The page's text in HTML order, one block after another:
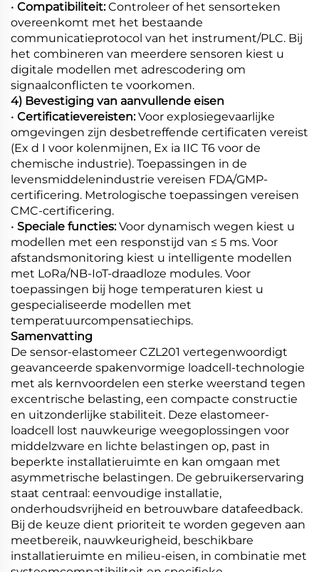
• Compatibiliteit:Controleer of het sensorteken
overeenkomt met het bestaande
communicatieprotocol van het instrument/PLC. Bij
het combineren van meerdere sensoren kiest u
digitale modellen met adrescodering om
signaalconflicten te voorkomen.
4) Bevestiging van aanvullende eisen
• Certificatievereisten:Voor explosiegevaarlijke
omgevingen zijn desbetreffende certificaten vereist
(Ex d I voor kolenmijnen, Ex ia IIC T6 voor de
chemische industrie). Toepassingen in de
levensmiddelenindustrie vereisen FDA/GMP-
certificering. Metrologische toepassingen vereisen
CMC-certificering.
• Speciale functies:Voor dynamisch wegen kiest u
modellen met een responstijd van ≤ 5 ms. Voor
afstandsmonitoring kiest u intelligente modellen
met LoRa/NB-IoT-draadloze modules. Voor
toepassingen bij hoge temperaturen kiest u
gespecialiseerde modellen met
temperatuurcompensatiechips.
Samenvatting
De sensor-elastomeer CZL201 vertegenwoordigt
geavanceerde spakenvormige loadcell-technologie
met als kernvoordelen een sterke weerstand tegen
excentrische belasting, een compacte constructie
en uitzonderlijke stabiliteit. Deze elastomeer-
loadcell lost nauwkeurige weegoplossingen voor
middelzware en lichte belastingen op, past in
beperkte installatieruimte en kan omgaan met
asymmetrische belastingen. De gebruikerservaring
staat centraal: eenvoudige installatie,
onderhoudsvrijheid en betrouwbare datafeedback.
Bij de keuze dient prioriteit te worden gegeven aan
meetbereik, nauwkeurigheid, beschikbare
installatieruimte en milieu-eisen, in combinatie met